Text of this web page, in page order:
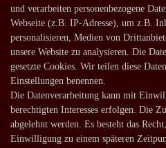
Versandarten
Häufige
und verarbeiten personenbezogene
Webseite (z.B. IP-Adresse), um z.B.
personalisieren, Medien von
unsere Website zu analysieren. Die
gesetzte Cookies. Wir teilen diese
Einstellungen benennen.
Die Datenverarbeitung kann mit
berechtigten Interesses erfolgen. Die
abgelehnt werden. Es besteht das
Einwilligung zu einem späteren